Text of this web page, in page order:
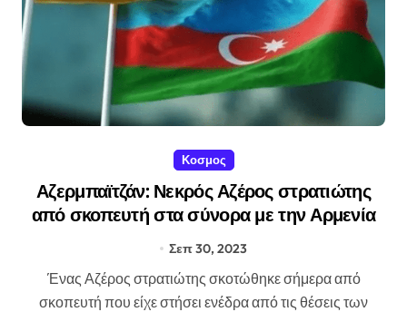
Κοσμος
Αζερμπαϊτζάν: Νεκρός Αζέρος στρατιώτης
από σκοπευτή στα σύνορα με την Αρμενία
Σεπ 30, 2023
Ένας Αζέρος στρατιώτης σκοτώθηκε σήμερα από
σκοπευτή που είχε στήσει ενέδρα από τις θέσεις των